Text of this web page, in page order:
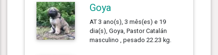
Goya
AT 3 ano(s), 3 mês(es) e 19
dia(s), Goya, Pastor Catalán
masculino , pesado 22.23 kg.